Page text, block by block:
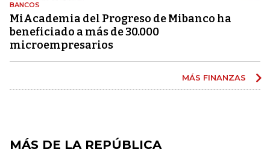
BANCOS
MiAcademia del Progreso de Mibanco ha
beneficiado a más de 30.000
microempresarios
MÁS FINANZAS
MÁS DE LA REPÚBLICA